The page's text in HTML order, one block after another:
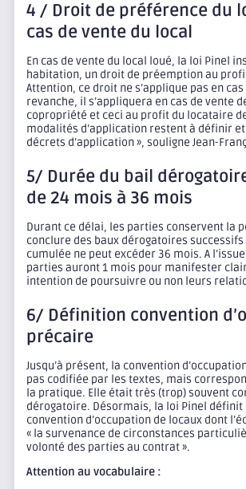
4 / Droit de préférence du
cas de vente du local
En cas de vente du local loué, la loi Pinel
habitation, un droit de préemption au
Attention, ce droit ne s’applique pas en
revanche, il s’appliquera en cas de vente
copropriété et ceci au profit du locataire
modalités d’application restent à définir
décrets d’application », souligne Jean-
5/ Durée du bail
de 24 mois à 36 mois
Durant ce délai, les parties conservent la
conclure des baux dérogatoires
cumulée ne peut excéder 36 mois. A
parties auront 1 mois pour manifester
intention de poursuivre ou non leurs
6/ Définition convention
précaire
Jusqu’à présent, la convention
pas codifiée par les textes, mais
la pratique. Elle était très (trop) souvent
dérogatoire. Désormais, la loi Pinel
convention d’occupation de locaux dont
« la survenance de circonstances
volonté des parties au contrat ».
Attention au vocabulaire :